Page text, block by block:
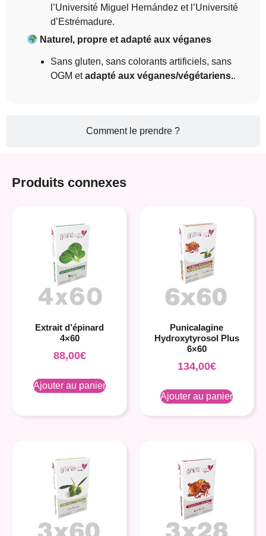
Comment le prendre ?
l’Université Miguel Hernández et l’Université
d’Estrémadure.
Naturel, propre et adapté aux véganes
Sans gluten, sans colorants artificiels, sans
OGM etadapté aux véganes/végétariens..
Produits connexes
Extrait d’épinard
4×60
88,00€
Ajouter au panier
Punicalagine
Hydroxytyrosol Plus
6×60
134,00€
Ajouter au panier